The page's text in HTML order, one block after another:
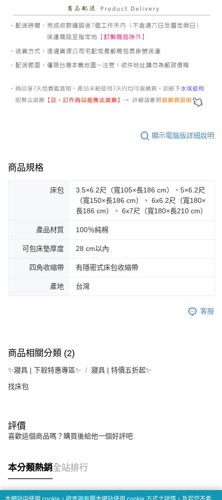
顯示電腦版詳細說明
商品規格
床包
3.5×6.2尺（寬105×長186 cm）、5×6.2尺
（寬150×長186 cm）、 6x6.2尺（寬180×
長186 cm）、 6x7尺（寬180×長210 cm）
產品材質 100％純棉
可包床墊厚度 28 cm以內
四角收縮帶 有隱密式床包收縮帶
產地 台灣
客服
商品相關分類 (2)
✨寢具 | 下殺特惠專區✨ 寢具 | 特價五折起✨
找床包
評價
喜歡這個商品嗎？購買後給他一個好評吧
本分類熱銷全站排行